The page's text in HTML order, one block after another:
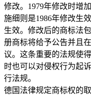
修改。1979年修改时增
施细则是1986年修改生
生效。修改后的商标法
册商标将给予公告并且
议。这条重要的法规使
时也可以对侵权行为起
行法规。
德国法律规定商标权的